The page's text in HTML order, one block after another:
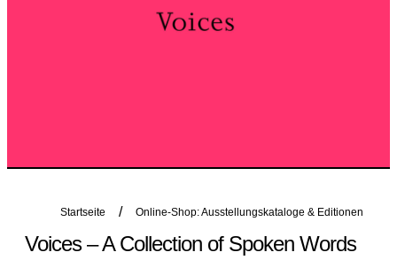
Startseite Online-Shop: Ausstellungskataloge & Editionen
Voices – A Collection of Spoken Words